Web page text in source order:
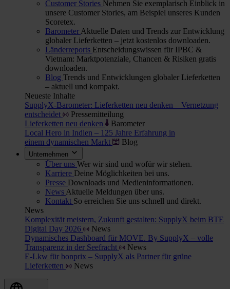
Customer Stories Nehmen Sie exemplarisch Einblick in
unsere Customer Stories, am Beispiel unseres Kunden
Scoretex.
Barometer Aktuelle Daten und Trends zur Entwicklung
globaler Lieferketten – jetzt kostenlos downloaden.
Länderreports Entscheidungswissen für IPBC &
Vietnam: Marktpotenziale, Chancen & Risiken gratis
downloaden.
Blog Trends und Entwicklungen globaler Lieferketten
– aktuell und kompakt.
Neueste Inhalte
SupplyX-Barometer: Lieferketten neu denken – Vernetzung
entscheidet
Pressemitteilung
Lieferketten neu denken
Barometer
Local Hero in Indien – 125 Jahre Erfahrung in
einem dynamischen Markt
Blog
Unternehmen
Über uns Wer wir sind und wofür wir stehen.
Karriere Deine Möglichkeiten bei uns.
Presse Downloads und Medieninformationen.
News Aktuelle Meldungen über uns.
Kontakt So erreichen Sie uns schnell und direkt.
News
Komplexität meistern, Zukunft gestalten: SupplyX beim BTE
Digital Day 2026
News
Dynamisches Dashboard für MOVE. By SupplyX – volle
Transparenz in der Seefracht
News
E-Lkw für bonprix – SupplyX als Partner für grüne
Lieferketten
News